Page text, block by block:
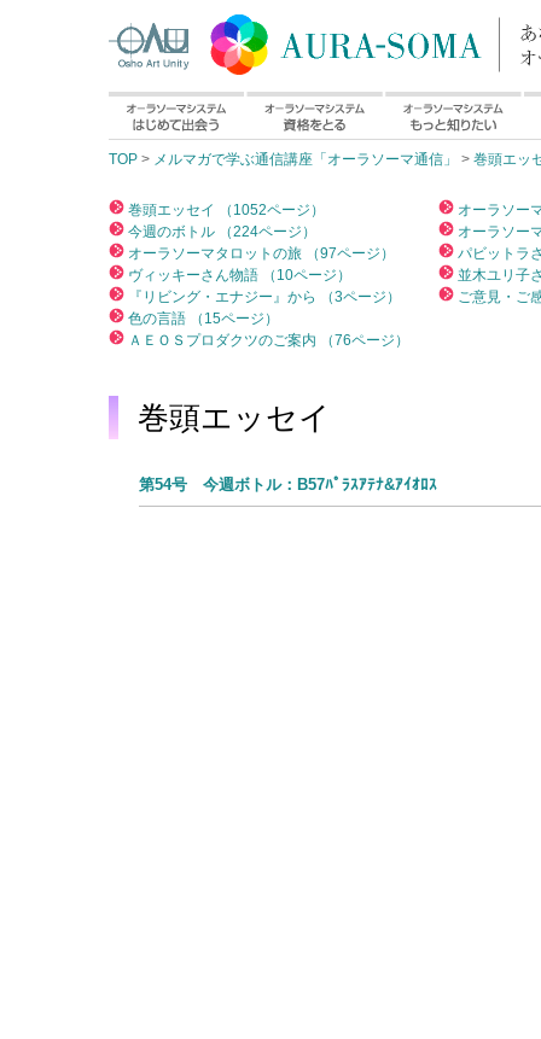
TOP > メルマガで学ぶ通信講座「オーラソーマ通信」 > 巻頭エッ
巻頭エッセイ （1052ページ）
今週のボトル （224ページ）
オーラソーマタロットの旅 （97ページ）
ヴィッキーさん物語 （10ページ）
『リビング・エナジー』から （3ページ）
色の言語 （15ページ）
ＡＥＯＳプロダクツのご案内 （76ページ）
オーラソー
オーラソー
パビットラ
並木ユリ子
ご意見・ご
巻頭エッセイ
第54号 今週ボトル：B57ﾊﾟﾗｽｱﾃﾅ&ｱｲｵﾛｽ